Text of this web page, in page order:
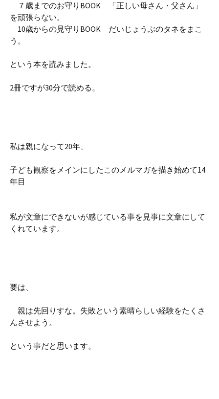
７歳までのお守りBOOK 「正しい母さん・父さん」
を頑張らない。
10歳からの見守りBOOK だいじょうぶのタネをまこ
う。
という本を読みました。
2冊ですが30分で読める。
私は親になって20年、
子ども観察をメインにしたこのメルマガを描き始めて14
年目
私が文章にできないが感じている事を見事に文章にして
くれています。
要は、
親は先回りすな。失敗という素晴らしい経験をたくさ
んさせよう。
という事だと思います。